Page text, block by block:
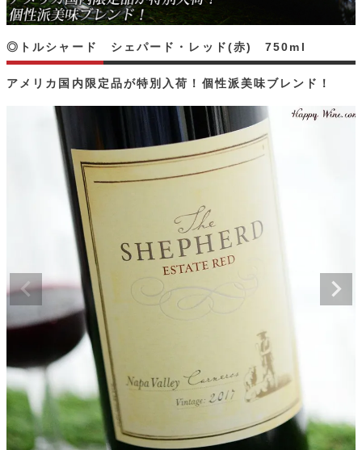
アメリカ国内限定品が特別入荷！個性派美味ブレンド！
◎トルシャード シェパード・レッド(赤) 750ml